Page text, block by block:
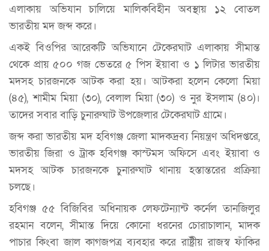
এলাকায় অভিযান চালিয়ে মালিকবিহীন অবস্থায় ১২ বোতল
ভারতীয় মদ জব্দ করে।
একই বিওপির আরেকটি অভিযানে টেকেরঘাট এলাকায় সীমান্ত
থেকে প্রায় ৫০০ গজ ভেতরে ৫ পিস ইয়াবা ও ১ লিটার ভারতীয়
মদসহ চারজনকে আটক করা হয়। আটকরা হলেন কেলো মিয়া
(৪৫), শামীম মিয়া (৩০), বেলাল মিয়া (৩০) ও নুর ইসলাম (৪০)।
তাদের সবার বাড়ি চুনারুঘাট উপজেলার টেকেরঘাট গ্রামে।
জব্দ করা ভারতীয় মদ হবিগঞ্জ জেলা মাদকদ্রব্য নিয়ন্ত্রণ অধিদপ্তরে,
ভারতীয় জিরা ও ট্রাক হবিগঞ্জ কাস্টমস অফিসে এবং ইয়াবা ও
মদসহ আটক চারজনকে চুনারুঘাট থানায় হস্তান্তরের প্রক্রিয়া
চলছে।
হবিগঞ্জ ৫৫ বিজিবির অধিনায়ক লেফটেন্যান্ট কর্নেল তানজিলুর
রহমান বলেন, সীমান্ত দিয়ে কোনো ধরনের চোরাচালান, মাদক
পাচার কিংবা জাল কাগজপত্র ব্যবহার করে রাষ্ট্রীয় রাজস্ব ফাঁকির